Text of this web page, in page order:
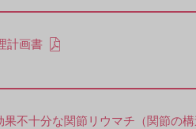
計画書
不十分な関節リウマチ（関節の